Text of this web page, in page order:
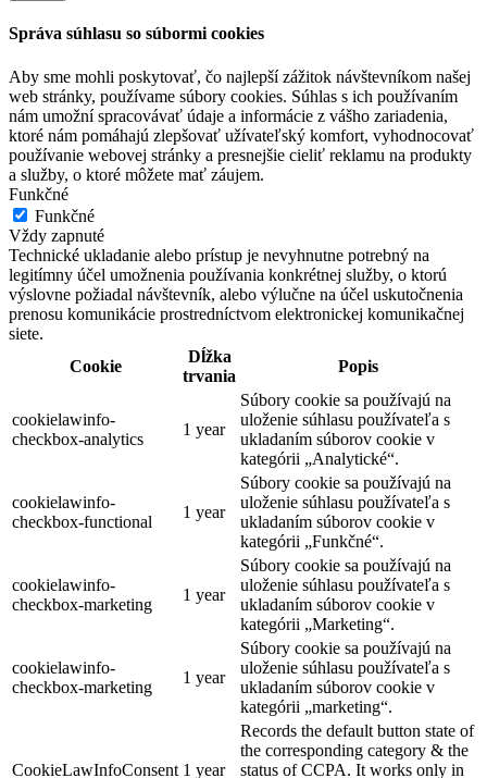
Správa súhlasu so súbormi cookies
Aby sme mohli poskytovať, čo najlepší zážitok návštevníkom našej
web stránky, používame súbory cookies. Súhlas s ich používaním
nám umožní spracovávať údaje a informácie z vášho zariadenia,
ktoré nám pomáhajú zlepšovať užívateľský komfort, vyhodnocovať
používanie webovej stránky a presnejšie cieliť reklamu na produkty
a služby, o ktoré môžete mať záujem.
Funkčné
Funkčné
Vždy zapnuté
Technické ukladanie alebo prístup je nevyhnutne potrebný na
legitímny účel umožnenia používania konkrétnej služby, o ktorú
výslovne požiadal návštevník, alebo výlučne na účel uskutočnenia
prenosu komunikácie prostredníctvom elektronickej komunikačnej
siete.
Cookie
Dĺžka
trvania
Popis
cookielawinfo-
checkbox-analytics
1 year
Súbory cookie sa používajú na
uloženie súhlasu používateľa s
ukladaním súborov cookie v
kategórii „Analytické“.
cookielawinfo-
checkbox-functional
1 year
Súbory cookie sa používajú na
uloženie súhlasu používateľa s
ukladaním súborov cookie v
kategórii „Funkčné“.
cookielawinfo-
checkbox-marketing
1 year
Súbory cookie sa používajú na
uloženie súhlasu používateľa s
ukladaním súborov cookie v
kategórii „Marketing“.
cookielawinfo-
checkbox-marketing
1 year
Súbory cookie sa používajú na
uloženie súhlasu používateľa s
ukladaním súborov cookie v
kategórii „marketing“.
CookieLawInfoConsent 1 year
Records the default button state of
the corresponding category & the
status of CCPA. It works only in